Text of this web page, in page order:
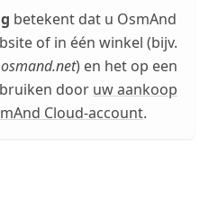
betekent dat u OsmAnd
of in één winkel (bijv.
) en het op een
door uw aankoop
Cloud-account.